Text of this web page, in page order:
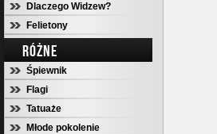
Dlaczego Widzew?
Felietony
RÓŻNE
Śpiewnik
Flagi
Tatuaże
Młode pokolenie